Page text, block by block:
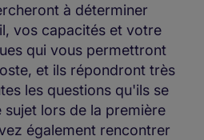
à déterminer
vos capacités et votre
qui vous permettront
et ils répondront très
les questions qu'ils se
lors de la première
également rencontrer